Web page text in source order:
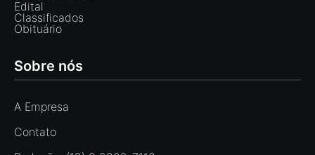
Edital
Classificados
Obituário
Sobre nós
A Empresa
Contato